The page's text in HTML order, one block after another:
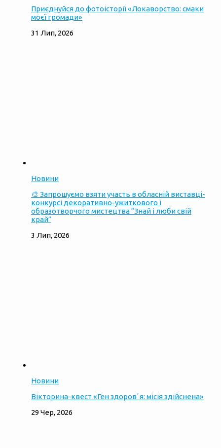
Приєднуйся до фотоісторії «Локаворство: смаки
моєї громади»
31 Лип, 2026
Новини
🎨 Запрошуємо взяти участь в обласній виставці-
конкурсі декоративно-ужиткового і
образотворчого мистецтва “Знай і люби свій
край”
3 Лип, 2026
Новини
Вікторина-квест «Ген здоровʼя: місія здійснена»
29 Чер, 2026